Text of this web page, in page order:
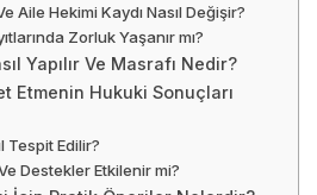
Aile Hekimi Kaydı Nasıl Değişir?
Zorluk Yaşanır mı?
Yapılır Ve Masrafı Nedir?
Etmenin Hukuki Sonuçları
Tespit Edilir?
Destekler Etkilenir mi?